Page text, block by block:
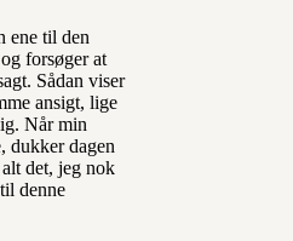
ene til den
forsøger at
Sådan viser
ansigt, lige
Når min
dukker dagen
det, jeg nok
denne